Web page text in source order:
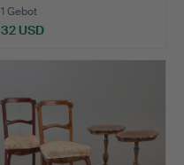
1 Gebot
32 USD